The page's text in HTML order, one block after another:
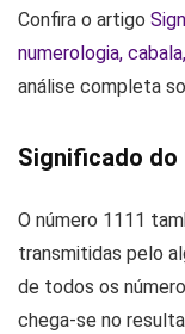
Confira o artigo
numerologia,
análise completa
Significado do
O número 1111
transmitidas pelo
de todos os
chega-se no